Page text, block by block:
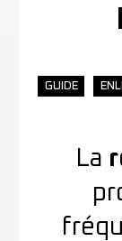
GUIDE
La